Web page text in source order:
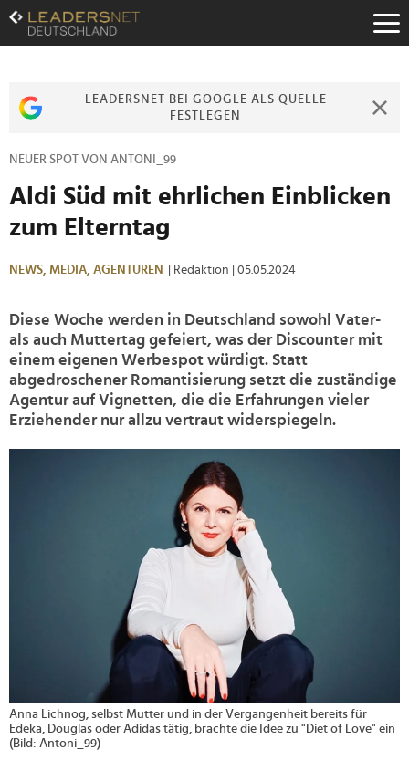
Zum
Inhalt
Zur
Zur
LEADERSNET BEI GOOGLE ALS QUELLE
FESTLEGEN
NEUER SPOT VON ANTONI_99
Aldi Süd mit ehrlichen Einblicken
zum Elterntag
NEWS, MEDIA, AGENTUREN | Redaktion | 05.05.2024
Diese Woche werden in Deutschland sowohl Vater-
als auch Muttertag gefeiert, was der Discounter mit
einem eigenen Werbespot würdigt. Statt
abgedroschener Romantisierung setzt die zuständige
Agentur auf Vignetten, die die Erfahrungen vieler
Erziehender nur allzu vertraut widerspiegeln.
Anna Lichnog, selbst Mutter und in der Vergangenheit bereits für
Edeka, Douglas oder Adidas tätig, brachte die Idee zu "Diet of Love" ein
(Bild: Antoni_99)